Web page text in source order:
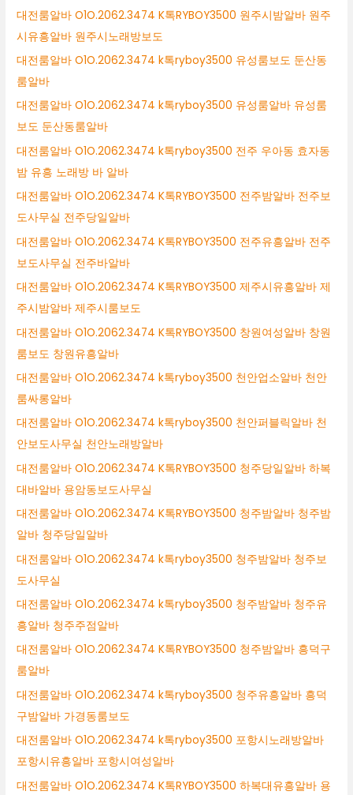
대전룸알바 O1O.2062.3474 K톡RYBOY3500 원주시밤알바 원주
시유흥알바 원주시노래방보도
대전룸알바 O1O.2062.3474 k톡ryboy3500 유성룸보도 둔산동
룸알바
대전룸알바 O1O.2062.3474 k톡ryboy3500 유성룸알바 유성룸
보도 둔산동룸알바
대전룸알바 O1O.2062.3474 k톡ryboy3500 전주 우아동 효자동
밤 유흥 노래방 바 알바
대전룸알바 O1O.2062.3474 K톡RYBOY3500 전주밤알바 전주보
도사무실 전주당일알바
대전룸알바 O1O.2062.3474 K톡RYBOY3500 전주유흥알바 전주
보도사무실 전주바알바
대전룸알바 O1O.2062.3474 K톡RYBOY3500 제주시유흥알바 제
주시밤알바 제주시룸보도
대전룸알바 O1O.2062.3474 K톡RYBOY3500 창원여성알바 창원
룸보도 창원유흥알바
대전룸알바 O1O.2062.3474 k톡ryboy3500 천안업소알바 천안
룸싸롱알바
대전룸알바 O1O.2062.3474 k톡ryboy3500 천안퍼블릭알바 천
안보도사무실 천안노래방알바
대전룸알바 O1O.2062.3474 K톡RYBOY3500 청주당일알바 하복
대바알바 용암동보도사무실
대전룸알바 O1O.2062.3474 K톡RYBOY3500 청주밤알바 청주밤
알바 청주당일알바
대전룸알바 O1O.2062.3474 k톡ryboy3500 청주밤알바 청주보
도사무실
대전룸알바 O1O.2062.3474 k톡ryboy3500 청주밤알바 청주유
흥알바 청주주점알바
대전룸알바 O1O.2062.3474 K톡RYBOY3500 청주밤알바 흥덕구
룸알바
대전룸알바 O1O.2062.3474 k톡ryboy3500 청주유흥알바 흥덕
구밤알바 가경동룸보도
대전룸알바 O1O.2062.3474 k톡ryboy3500 포항시노래방알바
포항시유흥알바 포항시여성알바
대전룸알바 O1O.2062.3474 K톡RYBOY3500 하복대유흥알바 용